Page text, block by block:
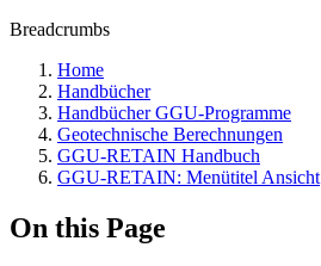
Breadcrumbs
Home
Handbücher
Handbücher GGU-Programme
Geotechnische Berechnungen
GGU-RETAIN Handbuch
GGU-RETAIN: Menütitel Ansicht
On this Page